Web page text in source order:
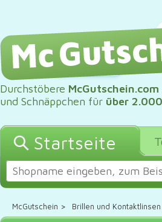
Durchstöbere McGutschein.com
und Schnäppchen für über
Startseite
McGutschein > Brillen und Kontaktlinsen